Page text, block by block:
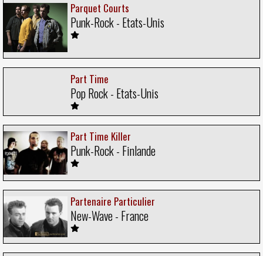
Parquet Courts
Punk-Rock - Etats-Unis
Part Time
Pop Rock - Etats-Unis
Part Time Killer
Punk-Rock - Finlande
Partenaire Particulier
New-Wave - France